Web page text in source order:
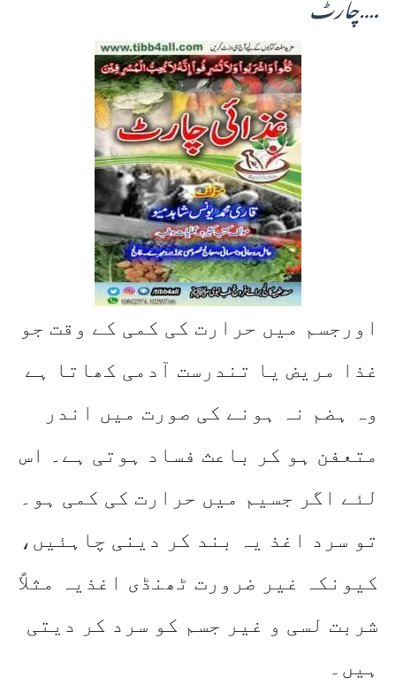
اورجسم میں حرارت کی کمی کے وقت جو
غذا مریض یا تندرست آدمی کھاتا ہے
وہ ہضم نہ ہونے کی صورت میں اندر
متعفن ہو کر باعث فساد ہوتی ہے۔ اس
لئے اگر جسیم میں حرارت کی کمی ہو۔
تو سرد اغذ یہ بند کر دینی چاہئیں،
کیونکہ غیر ضرورت ٹھنڈی اغذیہ مثلاً
شربت لسی و غیر جسم کو سرد کر دیتی
ہیں۔